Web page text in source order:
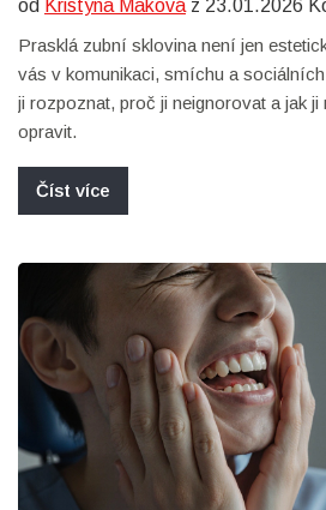
od Kristýna Maková z 23.01.2026
Prasklá zubní sklovina není jen
vás v komunikaci, smíchu a
ji rozpoznat, proč ji neignorovat a jak ji
opravit.
Číst více